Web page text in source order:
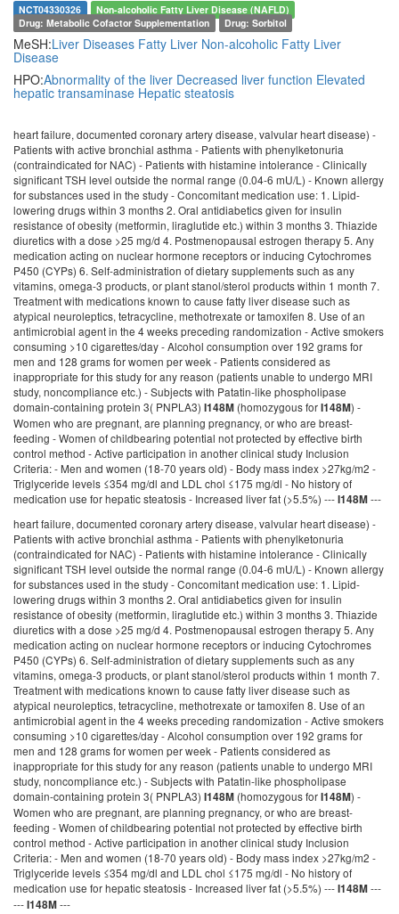
NCT04330326
Non-alcoholic Fatty Liver Disease (NAFLD)
Drug: Metabolic Cofactor Supplementation
Drug: Sorbitol
MeSH:Liver Diseases Fatty Liver Non-alcoholic Fatty Liver
Disease
HPO:Abnormality of the liver Decreased liver function Elevated
hepatic transaminase Hepatic steatosis
heart failure, documented coronary artery disease, valvular heart disease) -
Patients with active bronchial asthma - Patients with phenylketonuria
(contraindicated for NAC) - Patients with histamine intolerance - Clinically
significant TSH level outside the normal range (0.04-6 mU/L) - Known allergy
for substances used in the study - Concomitant medication use: 1. Lipid-
lowering drugs within 3 months 2. Oral antidiabetics given for insulin
resistance of obesity (metformin, liraglutide etc.) within 3 months 3. Thiazide
diuretics with a dose >25 mg/d 4. Postmenopausal estrogen therapy 5. Any
medication acting on nuclear hormone receptors or inducing Cytochromes
P450 (CYPs) 6. Self-administration of dietary supplements such as any
vitamins, omega-3 products, or plant stanol/sterol products within 1 month 7.
Treatment with medications known to cause fatty liver disease such as
atypical neuroleptics, tetracycline, methotrexate or tamoxifen 8. Use of an
antimicrobial agent in the 4 weeks preceding randomization - Active smokers
consuming >10 cigarettes/day - Alcohol consumption over 192 grams for
men and 128 grams for women per week - Patients considered as
inappropriate for this study for any reason (patients unable to undergo MRI
study, noncompliance etc.) - Subjects with Patatin-like phospholipase
domain-containing protein 3( PNPLA3) I148M (homozygous forI148M) -
Women who are pregnant, are planning pregnancy, or who are breast-
feeding - Women of childbearing potential not protected by effective birth
control method - Active participation in another clinical study Inclusion
Criteria: - Men and women (18-70 years old) - Body mass index >27kg/m2 -
Triglyceride levels ≤354 mg/dl and LDL chol ≤175 mg/dl - No history of
medication use for hepatic steatosis - Increased liver fat (>5.5%) ---I148M---
heart failure, documented coronary artery disease, valvular heart disease) -
Patients with active bronchial asthma - Patients with phenylketonuria
(contraindicated for NAC) - Patients with histamine intolerance - Clinically
significant TSH level outside the normal range (0.04-6 mU/L) - Known allergy
for substances used in the study - Concomitant medication use: 1. Lipid-
lowering drugs within 3 months 2. Oral antidiabetics given for insulin
resistance of obesity (metformin, liraglutide etc.) within 3 months 3. Thiazide
diuretics with a dose >25 mg/d 4. Postmenopausal estrogen therapy 5. Any
medication acting on nuclear hormone receptors or inducing Cytochromes
P450 (CYPs) 6. Self-administration of dietary supplements such as any
vitamins, omega-3 products, or plant stanol/sterol products within 1 month 7.
Treatment with medications known to cause fatty liver disease such as
atypical neuroleptics, tetracycline, methotrexate or tamoxifen 8. Use of an
antimicrobial agent in the 4 weeks preceding randomization - Active smokers
consuming >10 cigarettes/day - Alcohol consumption over 192 grams for
men and 128 grams for women per week - Patients considered as
inappropriate for this study for any reason (patients unable to undergo MRI
study, noncompliance etc.) - Subjects with Patatin-like phospholipase
domain-containing protein 3( PNPLA3) I148M (homozygous forI148M) -
Women who are pregnant, are planning pregnancy, or who are breast-
feeding - Women of childbearing potential not protected by effective birth
control method - Active participation in another clinical study Inclusion
Criteria: - Men and women (18-70 years old) - Body mass index >27kg/m2 -
Triglyceride levels ≤354 mg/dl and LDL chol ≤175 mg/dl - No history of
medication use for hepatic steatosis - Increased liver fat (>5.5%) ---I148M---
---I148M---